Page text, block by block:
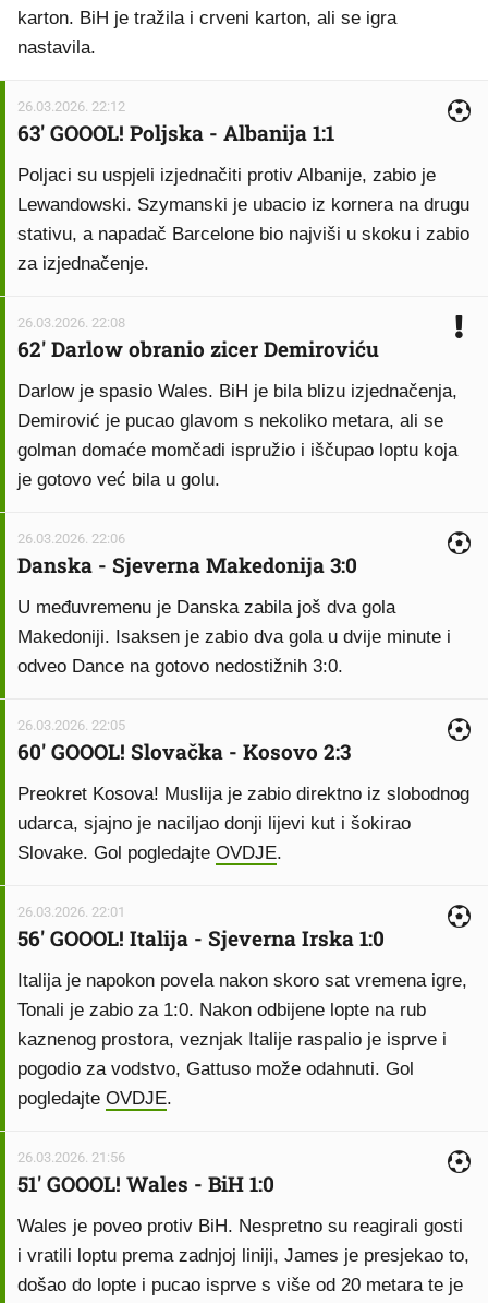
karton. BiH je tražila i crveni karton, ali se igra
nastavila.
26.03.2026. 22:12
63' GOOOL! Poljska - Albanija 1:1
Poljaci su uspjeli izjednačiti protiv Albanije, zabio je
Lewandowski. Szymanski je ubacio iz kornera na drugu
stativu, a napadač Barcelone bio najviši u skoku i zabio
za izjednačenje.
26.03.2026. 22:08
62' Darlow obranio zicer Demiroviću
Darlow je spasio Wales. BiH je bila blizu izjednačenja,
Demirović je pucao glavom s nekoliko metara, ali se
golman domaće momčadi ispružio i iščupao loptu koja
je gotovo već bila u golu.
26.03.2026. 22:06
Danska - Sjeverna Makedonija 3:0
U međuvremenu je Danska zabila još dva gola
Makedoniji. Isaksen je zabio dva gola u dvije minute i
odveo Dance na gotovo nedostižnih 3:0.
26.03.2026. 22:05
60' GOOOL! Slovačka - Kosovo 2:3
Preokret Kosova! Muslija je zabio direktno iz slobodnog
udarca, sjajno je naciljao donji lijevi kut i šokirao
Slovake. Gol pogledajte OVDJE.
26.03.2026. 22:01
56' GOOOL! Italija - Sjeverna Irska 1:0
Italija je napokon povela nakon skoro sat vremena igre,
Tonali je zabio za 1:0. Nakon odbijene lopte na rub
kaznenog prostora, veznjak Italije raspalio je isprve i
pogodio za vodstvo, Gattuso može odahnuti. Gol
pogledajte OVDJE.
26.03.2026. 21:56
51' GOOOL! Wales - BiH 1:0
Wales je poveo protiv BiH. Nespretno su reagirali gosti
i vratili loptu prema zadnjoj liniji, James je presjekao to,
došao do lopte i pucao isprve s više od 20 metara te je